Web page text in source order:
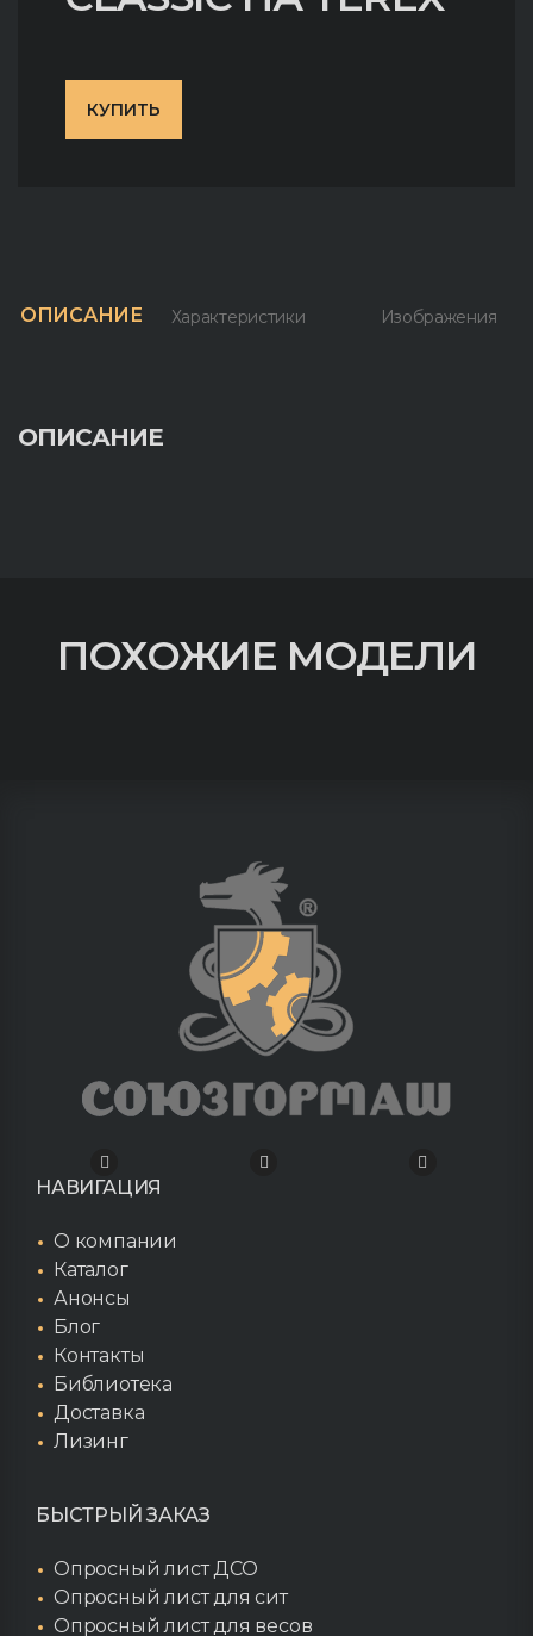
КУПИТЬ
ОПИСАНИЕ Характеристики Изображения
ОПИСАНИЕ
ПОХОЖИЕ МОДЕЛИ
НАВИГАЦИЯ
О компании
Каталог
Анонсы
Блог
Контакты
Библиотека
Доставка
Лизинг
БЫСТРЫЙ ЗАКАЗ
Опросный лист ДСО
Опросный лист для сит
Опросный лист для весов